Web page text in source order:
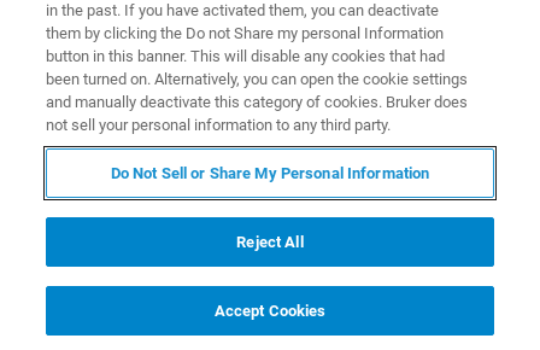
技术支持
BRUKER STORE
in the past. If you have activated them, you can deactivate
them by clicking the Do not Share my personal Information
button in this banner. This will disable any cookies that had
been turned on. Alternatively, you can open the cookie settings
and manually deactivate this category of cookies. Bruker does
not sell your personal information to any third party.
Do Not Sell or Share My Personal Information
Reject All
Accept Cookies